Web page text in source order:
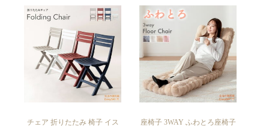
チェア 折りたたみ 椅子 イス
座椅子 3WAY ふわとろ座椅子